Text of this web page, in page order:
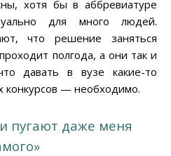
хотя бы в аббревиатуре
для много людей.
что решение заняться
полгода, а они так и
давать в вузе какие-то
конкурсов — необходимо.
пугают даже меня